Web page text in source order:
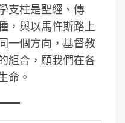
支柱是聖經、傳
，與以馬忤斯路上
一個方向，基督教
組合，願我們在各
命。